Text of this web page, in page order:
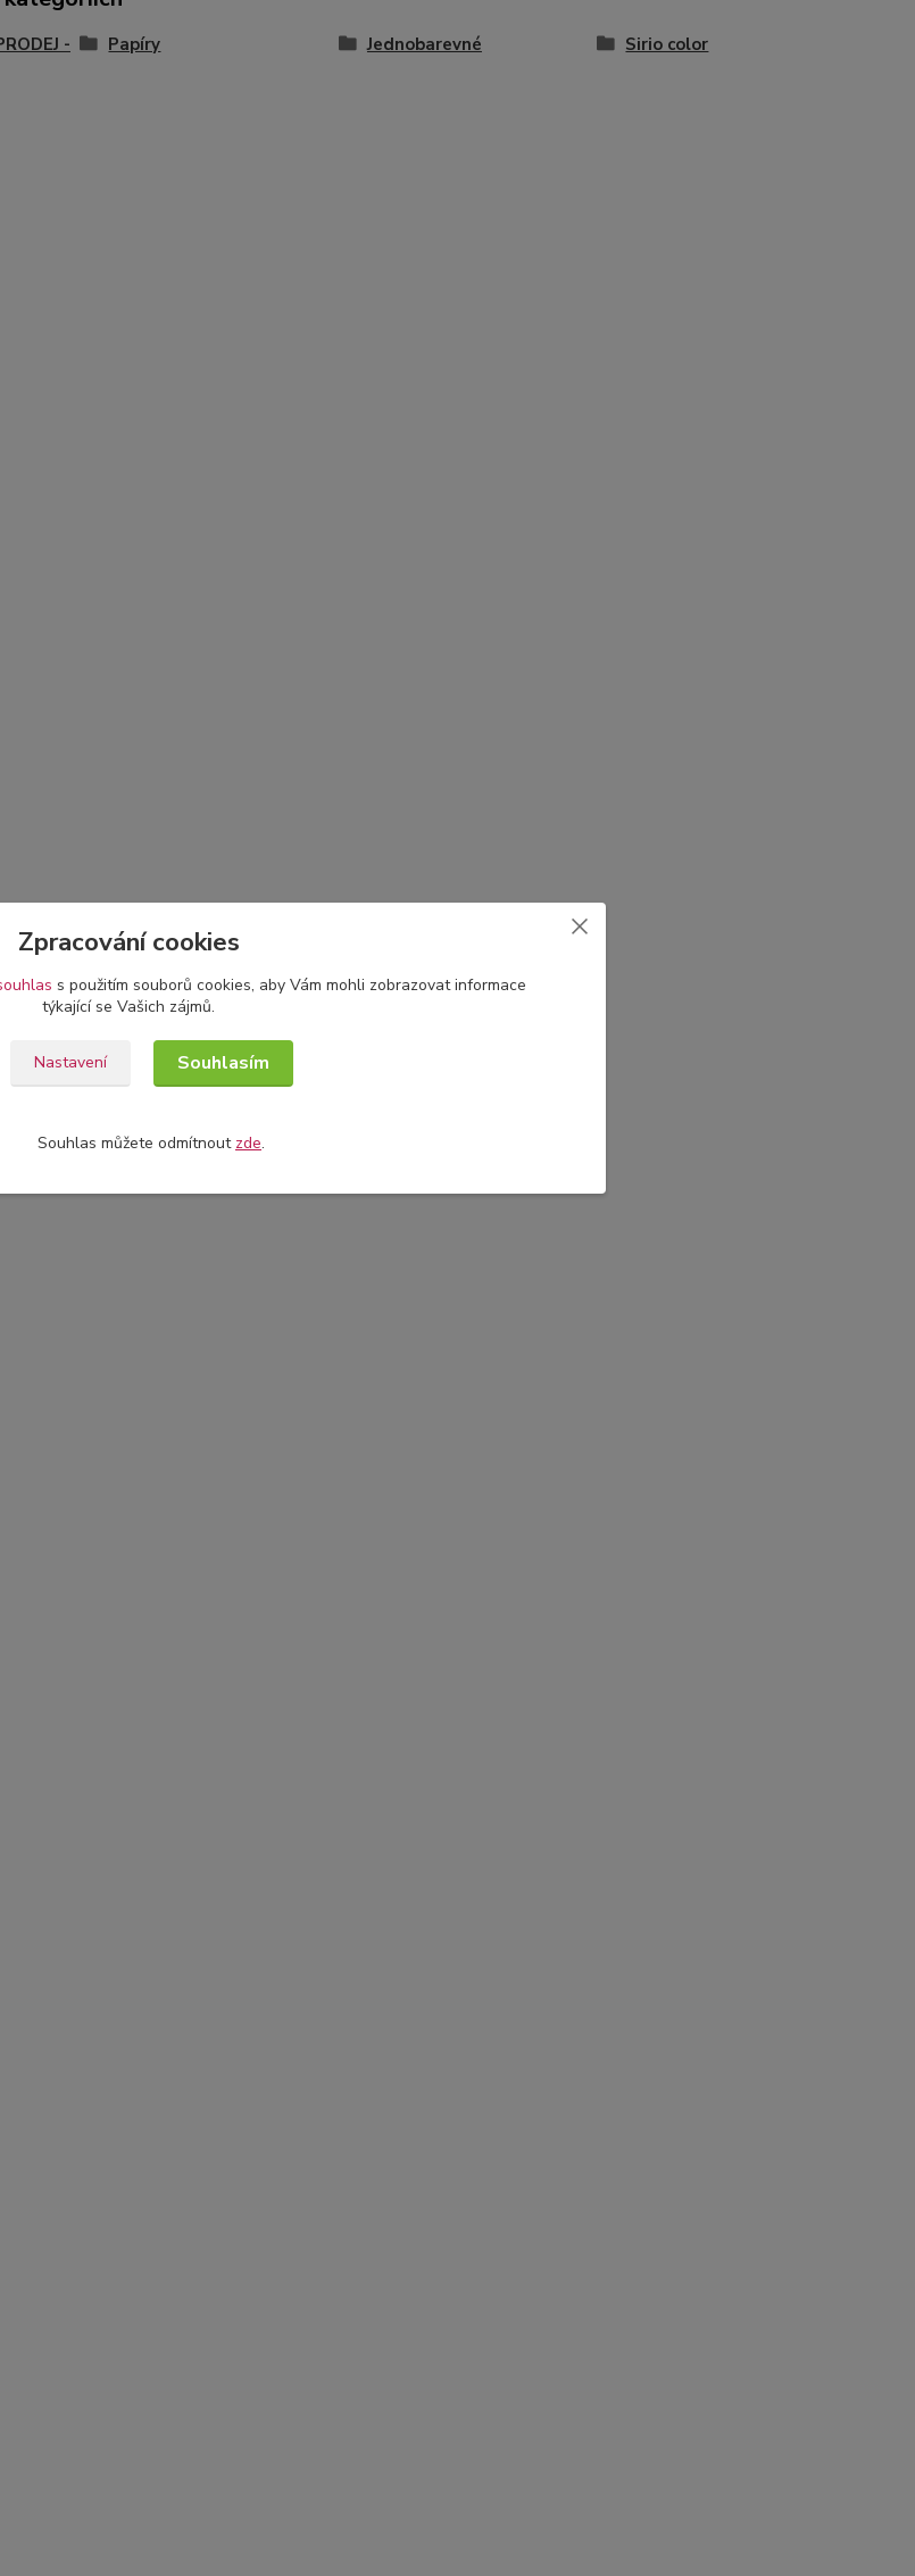
-
Papíry Jednobarevné Sirio color
Zpracování cookies
s použitím souborů cookies, aby Vám mohli zobrazovat informace
týkající se Vašich zájmů.
Nastavení Souhlasím
Souhlas můžete odmítnout zde.